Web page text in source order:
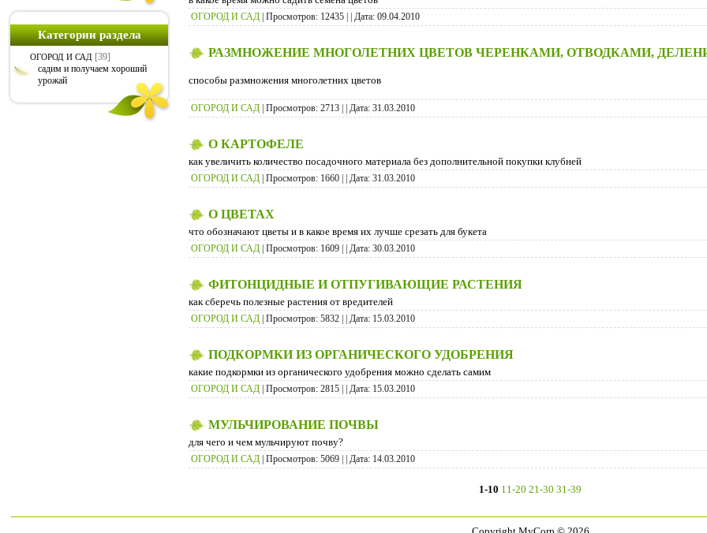
Категории раздела
ОГОРОД И САД [39]
садим и получаем хороший
урожай
ОГОРОД И САД | Просмотров: 12435 | | Дата: 09.04.2010
РАЗМНОЖЕНИЕ МНОГОЛЕТНИХ ЦВЕТОВ ЧЕРЕНКАМИ, ОТВОДКАМИ,
способы размножения многолетних цветов
ОГОРОД И САД | Просмотров: 2713 | | Дата: 31.03.2010
О КАРТОФЕЛЕ
как увеличить количество посадочного материала без дополнительной покупки клубней
ОГОРОД И САД | Просмотров: 1660 | | Дата: 31.03.2010
О ЦВЕТАХ
что обозначают цветы и в какое время их лучше срезать для букета
ОГОРОД И САД | Просмотров: 1609 | | Дата: 30.03.2010
ФИТОНЦИДНЫЕ И ОТПУГИВАЮЩИЕ РАСТЕНИЯ
как сберечь полезные растения от вредителей
ОГОРОД И САД | Просмотров: 5832 | | Дата: 15.03.2010
ПОДКОРМКИ ИЗ ОРГАНИЧЕСКОГО УДОБРЕНИЯ
какие подкормки из органического удобрения можно сделать самим
ОГОРОД И САД | Просмотров: 2815 | | Дата: 15.03.2010
МУЛЬЧИРОВАНИЕ ПОЧВЫ
для чего и чем мульчируют почву?
ОГОРОД И САД | Просмотров: 5069 | | Дата: 14.03.2010
1-10 11-20 21-30 31-39